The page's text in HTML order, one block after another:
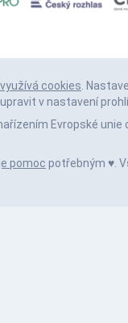
využívá cookies.
v nastavení
Evropské unie
pomoc potřebným ♥️.